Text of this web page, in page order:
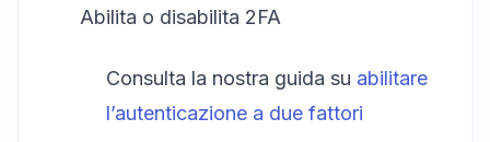
Abilita o disabilita 2FA
Consulta la nostra guida su abilitare
l’autenticazione a due fattori